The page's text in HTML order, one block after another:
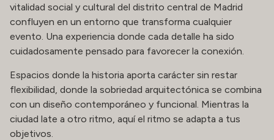
vitalidad social y cultural del distrito central de Madrid
confluyen en un entorno que transforma cualquier
evento. Una experiencia donde cada detalle ha sido
cuidadosamente pensado para favorecer la conexión.
Espacios donde la historia aporta carácter sin restar
flexibilidad, donde la sobriedad arquitectónica se combina
con un diseño contemporáneo y funcional. Mientras la
ciudad late a otro ritmo, aquí el ritmo se adapta a tus
objetivos.